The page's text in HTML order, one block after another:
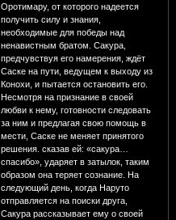
Оротимару, от которого надеется
получить силу и знания,
необходимые для победы над
ненавистным братом. Сакура,
предчувствуя его намерения, ждёт
Саске на пути, ведущем к выходу из
Конохи, и пытается остановить его.
Несмотря на признание в своей
любви к нему, готовности следовать
за ним и предлагая свою помощь в
мести, Саске не меняет принятого
решения. сказав ей: «сакура…
спасибо», ударяет в затылок, таким
образом она теряет сознание. На
следующий день, когда Наруто
отправляется на поиски друга,
Сакура рассказывает ему о своей